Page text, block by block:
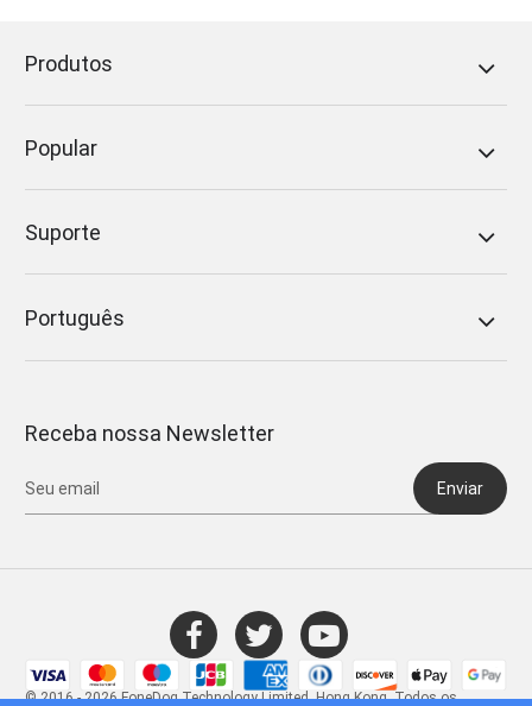
Produtos
Popular
Suporte
Português
Receba nossa Newsletter
Enviar
© 2016 - 2026 FoneDog Technology Limited, Hong Kong. Todos os